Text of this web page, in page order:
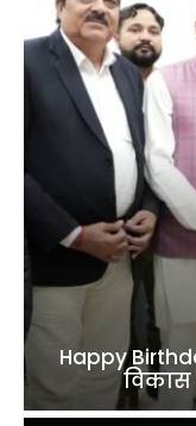
Happy
विकास